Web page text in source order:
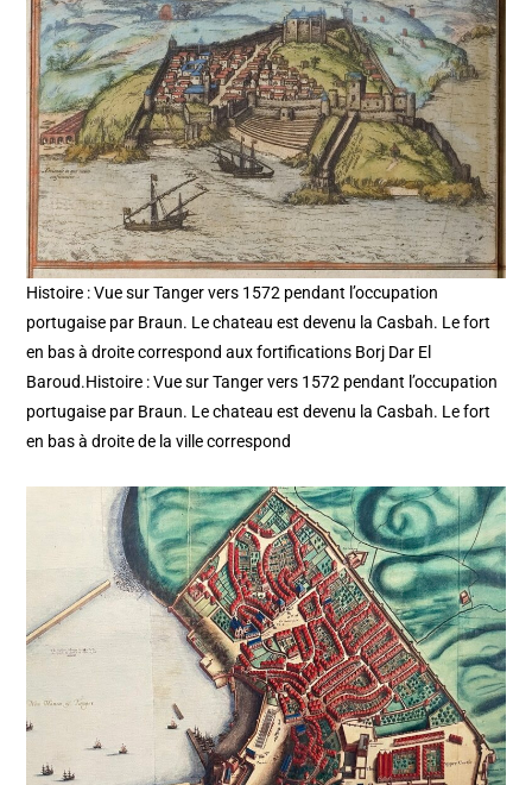
Histoire : Vue sur Tanger vers 1572 pendant l’occupation
portugaise par Braun. Le chateau est devenu la Casbah. Le fort
en bas à droite correspond aux fortifications Borj Dar El
Baroud.Histoire : Vue sur Tanger vers 1572 pendant l’occupation
portugaise par Braun. Le chateau est devenu la Casbah. Le fort
en bas à droite de la ville correspond